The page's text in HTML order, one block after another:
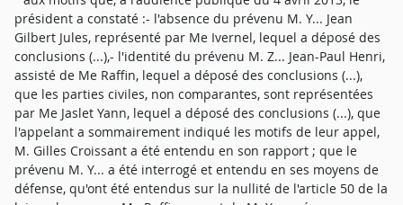
président a constaté :- l'absence du prévenu M. Y... Jean
Gilbert Jules, représenté par Me Ivernel, lequel a déposé des
conclusions (...),- l'identité du prévenu M. Z... Jean-Paul Henri,
assisté de Me Raffin, lequel a déposé des conclusions (...),
que les parties civiles, non comparantes, sont représentées
par Me Jaslet Yann, lequel a déposé des conclusions (...), que
l'appelant a sommairement indiqué les motifs de leur appel,
M. Gilles Croissant a été entendu en son rapport ; que le
prévenu M. Y... a été interrogé et entendu en ses moyens de
défense, qu'ont été entendus sur la nullité de l'article 50 de la